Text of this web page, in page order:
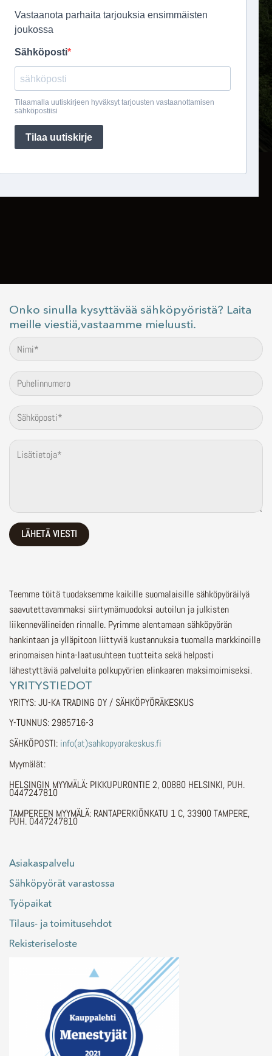
Onko sinulla kysyttävää sähköpyöristä? Laita
meille viestiä,vastaamme mieluusti.
Teemme töitä tuodaksemme kaikille suomalaisille sähköpyöräilyä
saavutettavammaksi siirtymämuodoksi autoilun ja julkisten
liikennevälineiden rinnalle. Pyrimme alentamaan sähköpyörän
hankintaan ja ylläpitoon liittyviä kustannuksia tuomalla markkinoille
erinomaisen hinta-laatusuhteen tuotteita sekä helposti
lähestyttäviä palveluita polkupyörien elinkaaren maksimoimiseksi.
YRITYSTIEDOT
YRITYS: JU-KA TRADING OY / SÄHKÖPYÖRÄKESKUS
Y-TUNNUS: 2985716-3
SÄHKÖPOSTI: info(at)sahkopyorakeskus.fi
Myymälät:
HELSINGIN MYYMÄLÄ: PIKKUPURONTIE 2, 00880 HELSINKI, PUH.
0447247810
TAMPEREEN MYYMÄLÄ: RANTAPERKIÖNKATU 1 C, 33900 TAMPERE,
PUH. 0447247810
Asiakaspalvelu
Sähköpyörät varastossa
Työpaikat
Tilaus- ja toimitusehdot
Rekisteriseloste